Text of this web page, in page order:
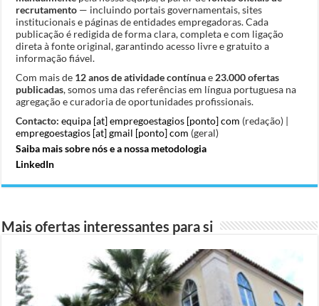
recrutamento — incluindo portais governamentais, sites
institucionais e páginas de entidades empregadoras. Cada
publicação é redigida de forma clara, completa e com ligação
direta à fonte original, garantindo acesso livre e gratuito a
informação fiável.
Com mais de 12 anos de atividade contínuae 23.000 ofertas
publicadas, somos uma das referências em língua portuguesa na
agregação e curadoria de oportunidades profissionais.
Contacto: equipa [at] empregoestagios [ponto] com (redação) |
empregoestagios [at] gmail [ponto] com (geral)
Saiba mais sobre nós e a nossa metodologia
LinkedIn
Mais ofertas interessantes para si